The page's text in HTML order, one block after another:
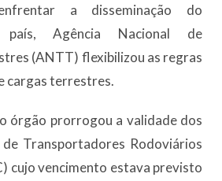
a disseminação do
país, Agência Nacional de
(ANTT) flexibilizou as regras
cargas terrestres.
órgão prorrogou a validade dos
Transportadores Rodoviários
cujo vencimento estava previsto